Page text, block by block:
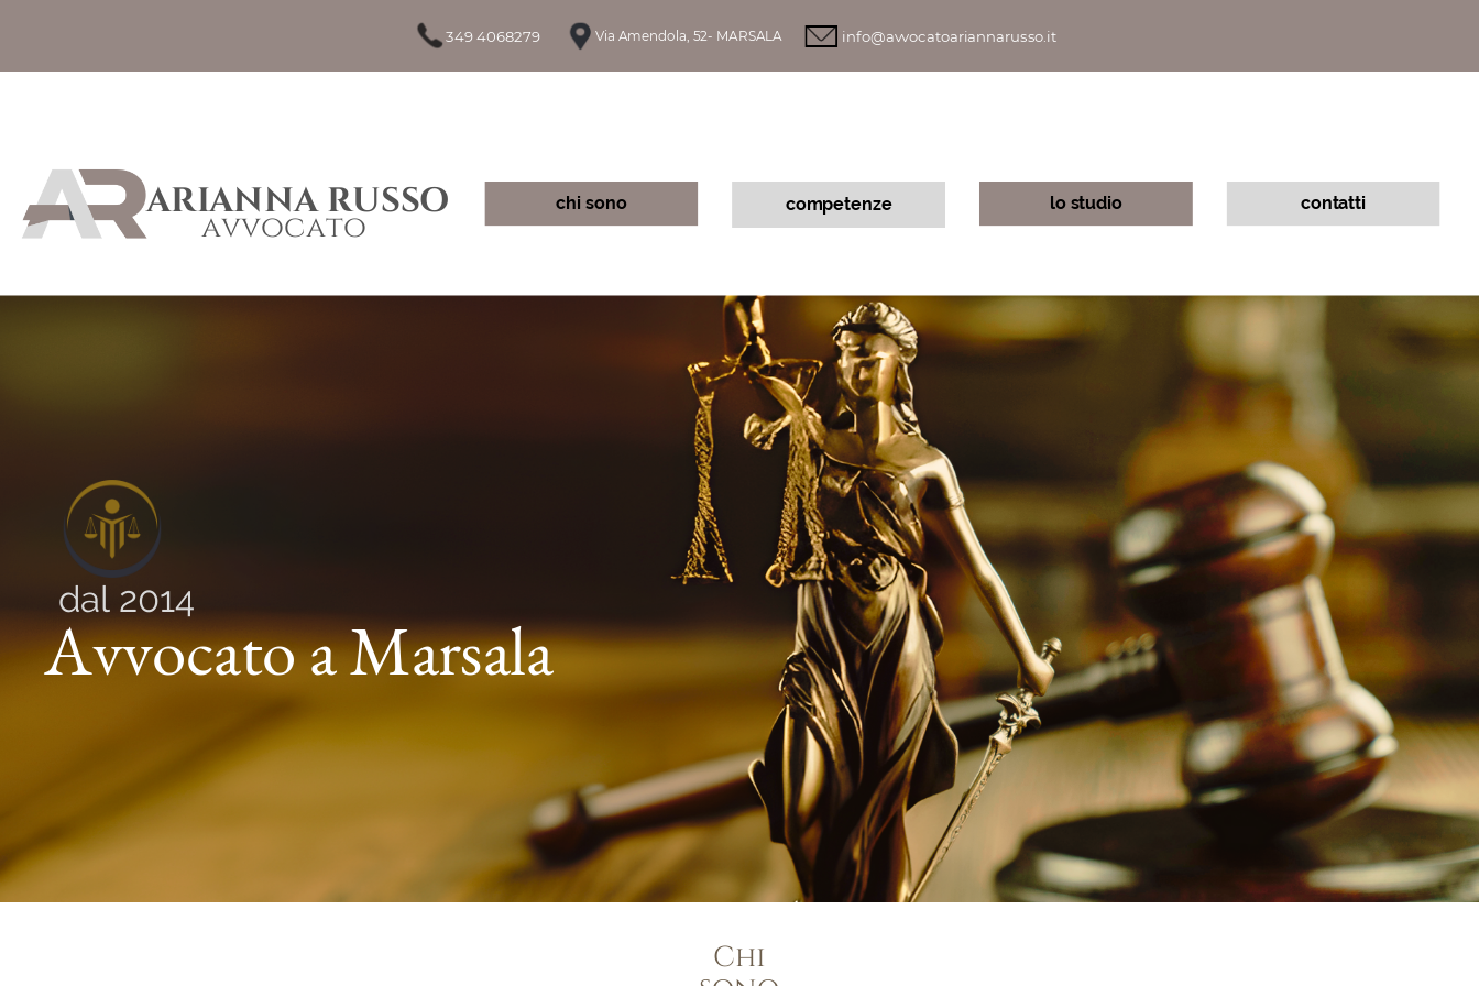
349 4068279 Via Amendola, 52- MARSALA info@avvocatoariannarusso.it
chi sono competenze lo studio contatti
ARIANNA RUSSO
avvocato
Avvocato a Marsala
dal 2014
Chi